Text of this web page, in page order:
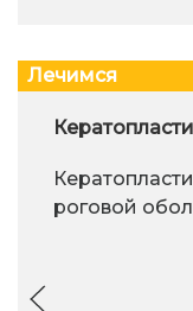
Лечимся
роговой